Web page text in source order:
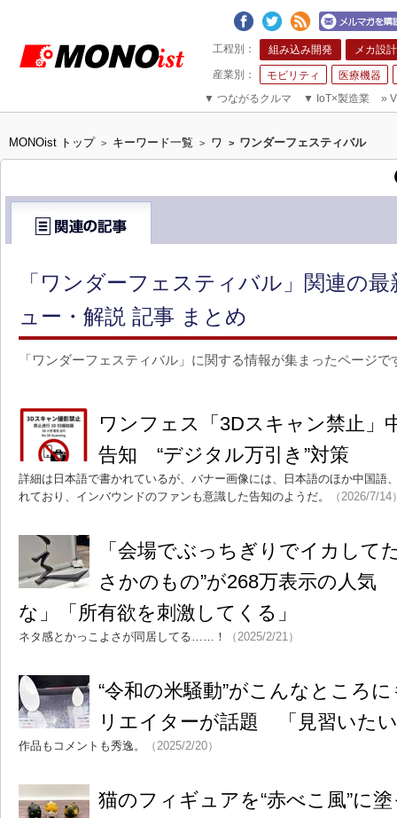
組み込み開発 メカ設計
モビリティ
医療機器
▼ つながるクルマ ▼ IoT×製造業 »
MONOist トップ > キーワード一覧 > ワ > ワンダーフェスティバル
「ワンダーフェスティバル」関連の
ュー・解説 記事 まとめ
「ワンダーフェスティバル」に関する情報が集まったページで
ワンフェス「3Dスキャン禁止」
告知 “デジタル万引き”対策
詳細は日本語で書かれているが、バナー画像には、日本語のほか中国語
れており、インバウンドのファンも意識した告知のようだ。
（2026/7/14
「会場でぶっちぎりでイカし
さかのもの”が268万表示の人
な」「所有欲を刺激してくる」
ネタ感とかっこよさが同居してる……！ （2025/2/21）
“令和の米騒動”がこんなところ
リエイターが話題 「見習いた
作品もコメントも秀逸。 （2025/2/20）
猫のフィギュアを“赤べこ風”